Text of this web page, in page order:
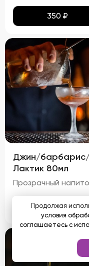
350 ₽
Джин/
Лактик 80мл
250₽
Продолжая
условия
соглашаетесь с